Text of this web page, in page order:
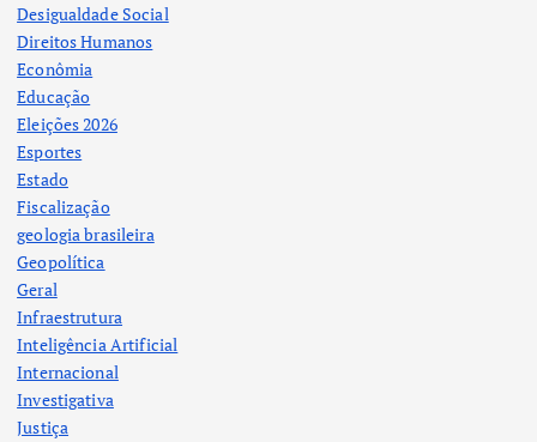
Desigualdade Social
Direitos Humanos
Econômia
Educação
Eleições 2026
Esportes
Estado
Fiscalização
geologia brasileira
Geopolítica
Geral
Infraestrutura
Inteligência Artificial
Internacional
Investigativa
Justiça